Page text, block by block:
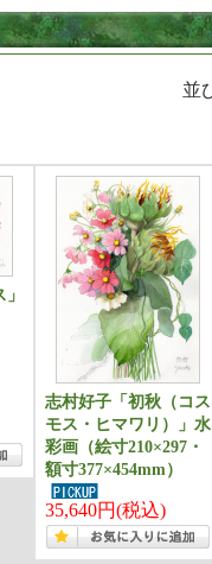
並
志村好子「初秋（コス
モス・ヒマワリ）」水
彩画（絵寸210×297・
額寸377×454mm）
35,640円(税込)